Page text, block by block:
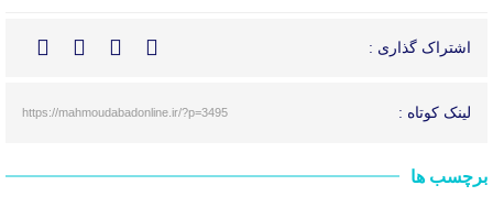
اشتراک گذاری :
لینک کوتاه : https://mahmoudabadonline.ir/?p=3495
برچسب ها